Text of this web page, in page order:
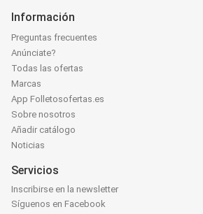
Información
Preguntas frecuentes
Anúnciate?
Todas las ofertas
Marcas
App Folletosofertas.es
Sobre nosotros
Añadir catálogo
Noticias
Servicios
Inscribirse en la newsletter
Síguenos en Facebook